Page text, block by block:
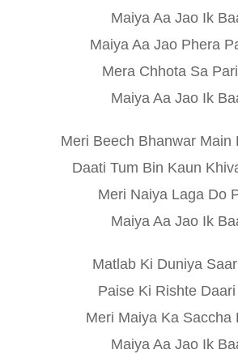
Maiya Aa Jao Ik
Maiya Aa Jao Phera
Mera Chhota Sa
Maiya Aa Jao Ik
Meri Beech Bhanwar Main
Daati Tum Bin Kaun
Meri Naiya Laga Do
Maiya Aa Jao Ik
Matlab Ki Duniya
Paise Ki Rishte
Meri Maiya Ka Saccha
Maiya Aa Jao Ik